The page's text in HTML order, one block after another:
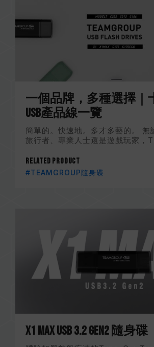
一個品牌，多種選擇｜
USB產品線一覽
簡單的。快速地。多才多藝的。 無
旅行者、專業人士還是遊戲玩家，
Related Product
#TEAMGROUP隨身碟
X1 MAX USB 3.2 Gen2 隨身碟